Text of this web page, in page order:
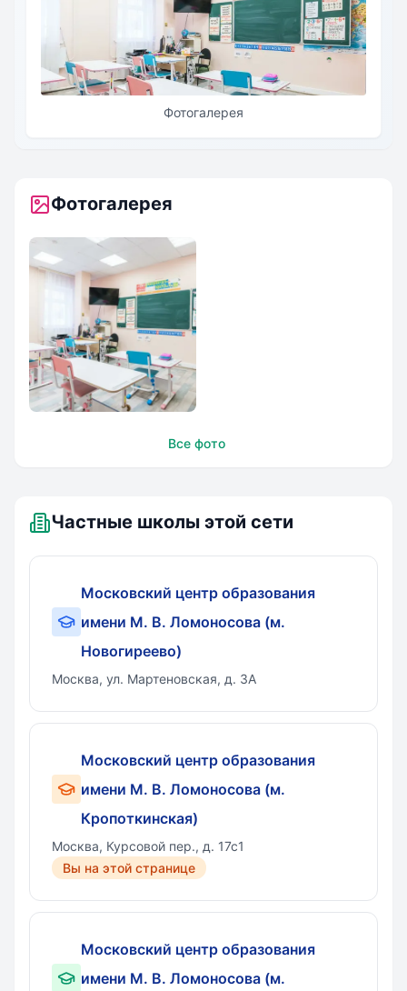
Фотогалерея
Фотогалерея
Московский центрВсе фото
Частные школы этой сети
Московский центр образования
имени М. В. Ломоносова (м.
Новогиреево)
Москва, ул. Мартеновская, д. 3А
Московский центр образования
имени М. В. Ломоносова (м.
Кропоткинская)
Москва, Курсовой пер., д. 17с1
Вы на этой странице
Московский центр образования
имени М. В. Ломоносова (м.